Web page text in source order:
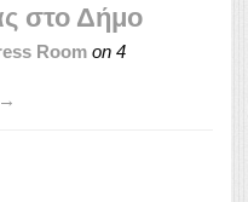
στο Δήμο
Room on 4